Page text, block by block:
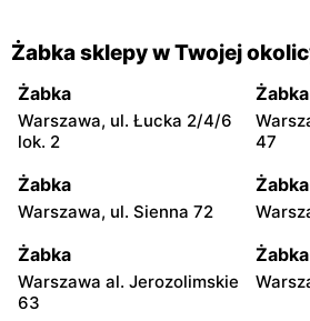
Żabka sklepy w Twojej
Żabka
Warszawa, ul. Łucka 2/4/6
lok. 2
Żabka
47
Żabka
Warszawa, ul. Sienna 72
Żabka
Żabka
Warszawa al. Jerozolimskie
63
Żabka